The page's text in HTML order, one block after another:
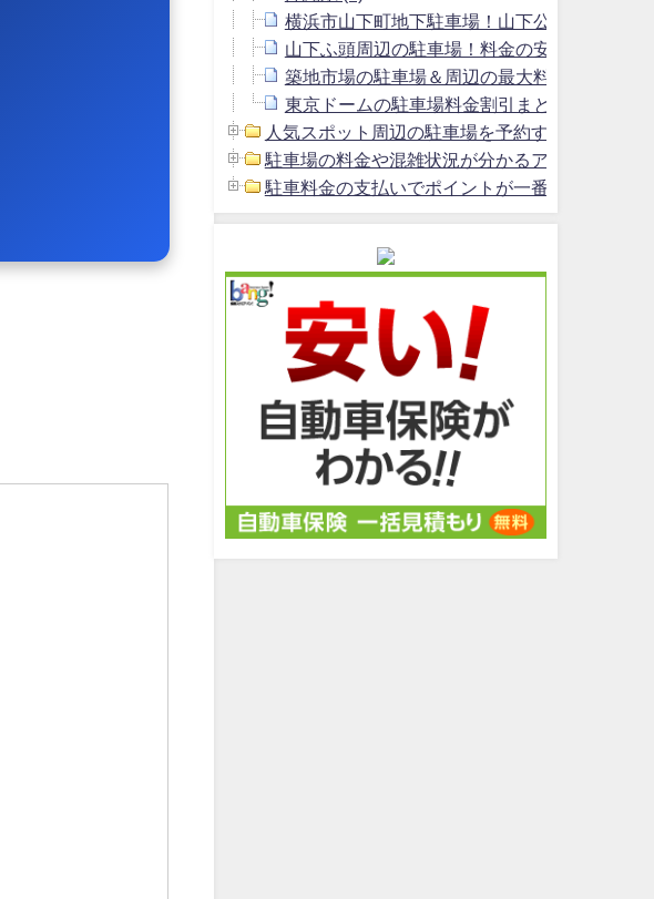
横浜市山下町地下駐車場！山下公園駐車場よ
山下ふ頭周辺の駐車場！料金の安いおすすめ
築地市場の駐車場＆周辺の最大料金1800円以
東京ドームの駐車場料金割引まとめ＆周辺の
人気スポット周辺の駐車場を予約する方法 (2)
駐車場の料金や混雑状況が分かるアプリ (1)
駐車料金の支払いでポイントが一番貯まるクレ